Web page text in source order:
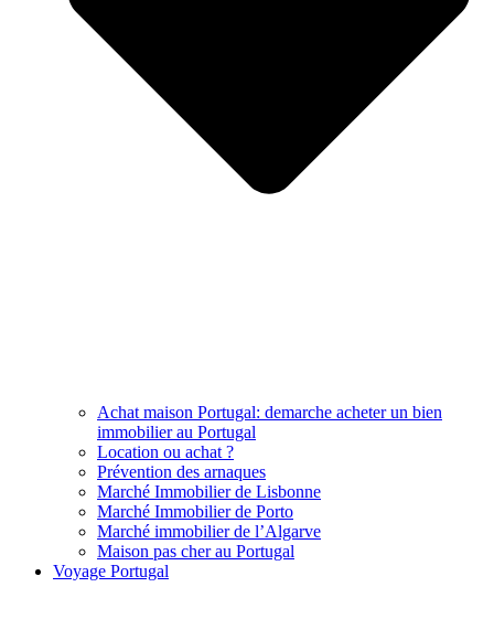
Achat maison Portugal: demarche acheter un bien
immobilier au Portugal
Location ou achat ?
Prévention des arnaques
Marché Immobilier de Lisbonne
Marché Immobilier de Porto
Marché immobilier de l’Algarve
Maison pas cher au Portugal
Voyage Portugal